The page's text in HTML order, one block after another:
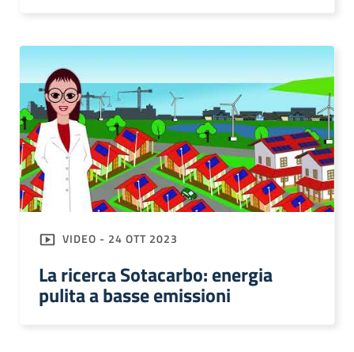
VIDEO - 24 OTT 2023
La ricerca Sotacarbo: energia
pulita a basse emissioni